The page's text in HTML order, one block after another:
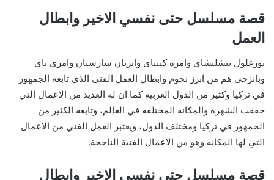
قصة مسلسل حتى نفسي الاخير وابطال
العمل
نورغلول بيشلتشاي وامره كينياي وايريان سارستان وامري باي
وبانزجي هم من ابرز نجوم وابطال العمل الفني الذي تابعه الجمهور
في تركيا وكثير من الدول العربية كما ان له العديد من الاعمال التي
حققت الشهرة والمكانه المختلفة في العالم، وتابعه الكثير من
الجمهور في تركيا ومختلف الدول، ويعتبر العمل الفني من الاعمال
التي لها المكانه وهو من الاعمال الفنية الناجحة.
قصة مسلسل حتى نفسي الاخير وابطال